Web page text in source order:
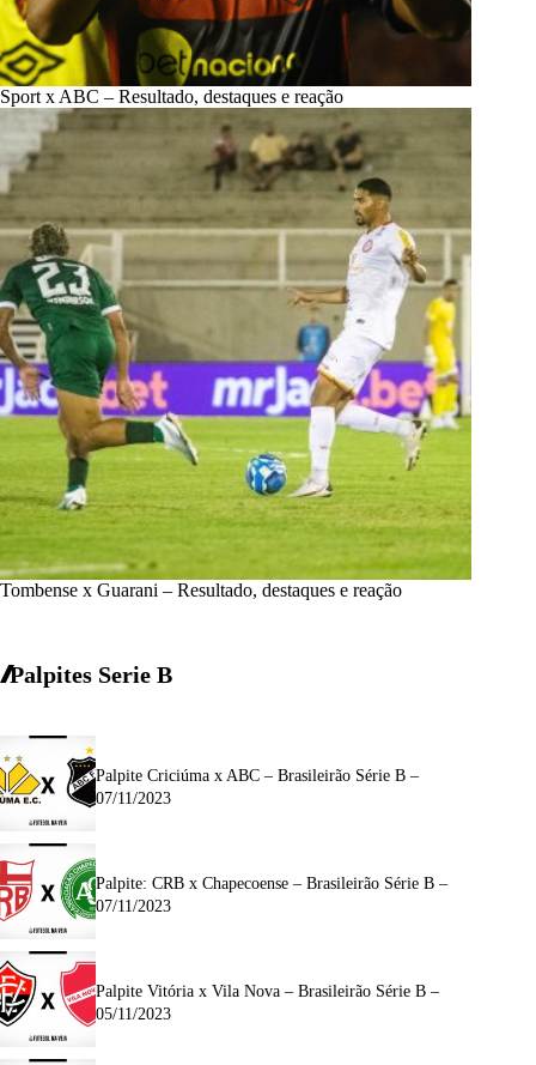
Sport x ABC – Resultado, destaques e reação
Tombense x Guarani – Resultado, destaques e reação
Palpites Serie B
Palpite Criciúma x ABC – Brasileirão Série B –
07/11/2023
Palpite: CRB x Chapecoense – Brasileirão Série B –
07/11/2023
Palpite Vitória x Vila Nova – Brasileirão Série B –
05/11/2023